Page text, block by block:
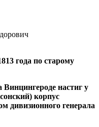
года по старому
Винцингероде настиг у
корпус
дивизионного генерала